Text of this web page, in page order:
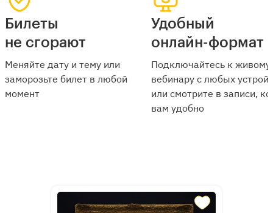
Билеты
не сгорают
Меняйте дату и тему или
заморозьте билет в любой
момент
Удобный
онлайн-формат
Подключайтесь к живому
вебинару с любых
или смотрите в записи,
вам удобно